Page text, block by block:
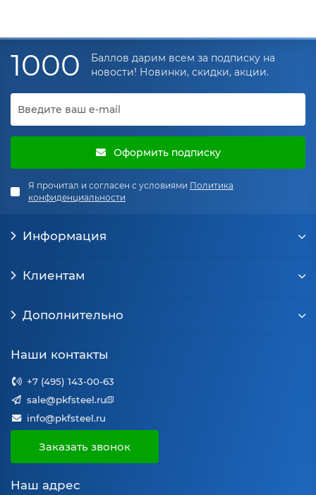
1000
Баллов дарим всем за подписку на
новости! Новинки, скидки, акции.
Оформить подписку
Я прочитал и согласен с условиями Политика
конфиденциальности
Информация
Клиентам
Дополнительно
Наши контакты
+7 (495) 143-00-63
sale@pkfsteel.ru
info@pkfsteel.ru
Заказать звонок
Наш адрес